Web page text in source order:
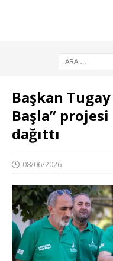
Başkan
Başla”
dağıttı
08/06/2026